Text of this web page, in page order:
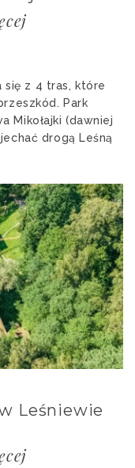
się z 4 tras, które
Park
Mikołajki (dawniej
drogą Leśną
Leśniewie